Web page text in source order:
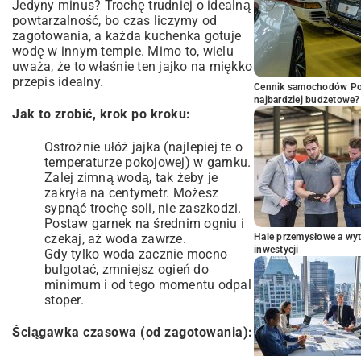
Jedyny minus? Trochę trudniej o idealną
powtarzalność, bo czas liczymy od
zagotowania, a każda kuchenka gotuje
wodę w innym tempie. Mimo to, wielu
uważa, że to właśnie ten jajko na miękko
przepis idealny.
Jak to zrobić, krok po kroku:
Ostrożnie ułóż jajka (najlepiej te o
temperaturze pokojowej) w garnku.
Zalej zimną wodą, tak żeby je
zakryła na centymetr. Możesz
sypnąć trochę soli, nie zaszkodzi.
Postaw garnek na średnim ogniu i
czekaj, aż woda zawrze.
Gdy tylko woda zacznie mocno
bulgotać, zmniejsz ogień do
minimum i od tego momentu odpal
stoper.
Ściągawka czasowa (od zagotowania):
Cennik samochodów
najbardziej budżetowe?
Hale przemysłowe a
inwestycji